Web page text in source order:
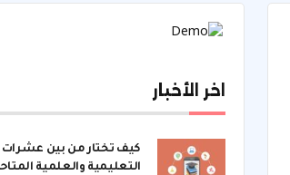
اخر الأخبار
كيف تختار من بين عشرات
التعليمية والعلمية